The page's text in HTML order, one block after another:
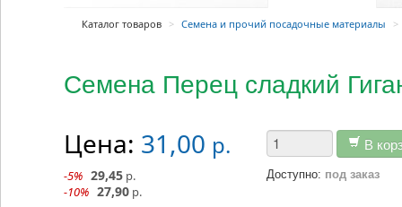
Каталог товаров > Семена и прочий посадочные материалы >
Семена Перец сладкий
Цена: 31,00 р.
-5% 29,45 р.
-10% 27,90 р.
В
Доступно: под заказ